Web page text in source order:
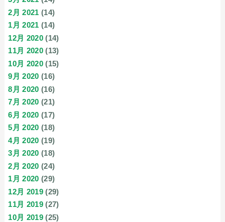
2月 2021 (14)
1月 2021 (14)
12月 2020 (14)
11月 2020 (13)
10月 2020 (15)
9月 2020 (16)
8月 2020 (16)
7月 2020 (21)
6月 2020 (17)
5月 2020 (18)
4月 2020 (19)
3月 2020 (18)
2月 2020 (24)
1月 2020 (29)
12月 2019 (29)
11月 2019 (27)
10月 2019 (25)